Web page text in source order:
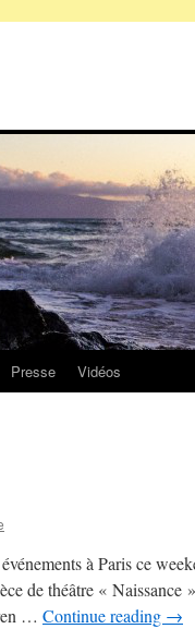
Presse Vidéos
à Paris ce
de théâtre « Naissance
… Continue reading →